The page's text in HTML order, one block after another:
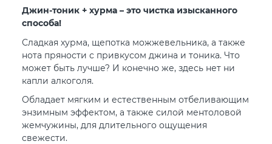
Джин-тоник + хурма – это чистка изысканного
способа!
Сладкая хурма, щепотка можжевельника, а также
нота пряности с привкусом джина и тоника. Что
может быть лучше? И конечно же, здесь нет ни
капли алкоголя.
Обладает мягким и естественным отбеливающим
энзимным эффектом, а также силой ментоловой
жемчужины, для длительного ощущения
свежести.